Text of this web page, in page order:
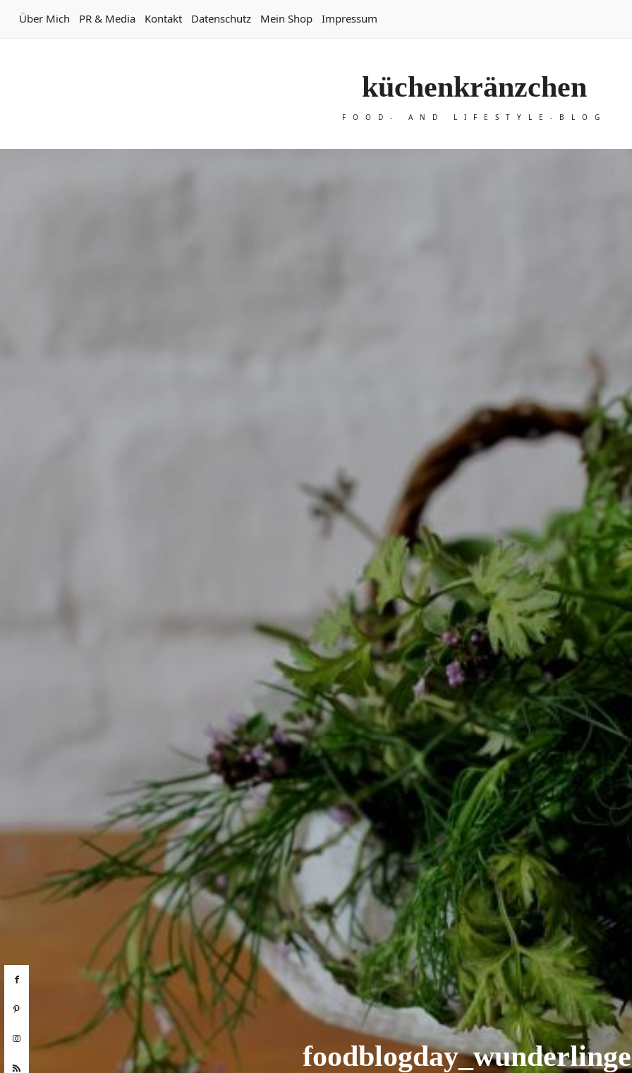
Über Mich PR & Media Kontakt Datenschutz Mein Shop Impressum
küchenkränzchen
FOOD- AND LIFESTYLE-BLOG